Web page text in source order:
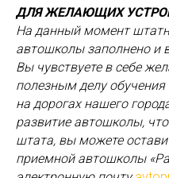
ДЛЯ ЖЕЛАЮЩИХ
На данный момент
автошколы заполнено и
Вы чувствуете в себе
полезным делу обучения
на дорогах нашего
развитие автошколы,
штата, вы можете
приемной автошколы